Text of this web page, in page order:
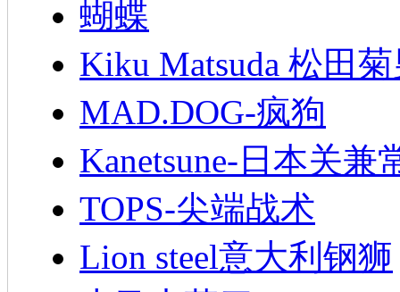
蝴蝶
Kiku Matsuda 松田
MAD.DOG-疯狗
Kanetsune-日本关兼
TOPS-尖端战术
Lion steel意大利钢狮